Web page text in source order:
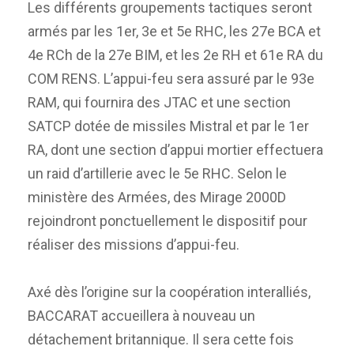
Les différents groupements tactiques seront
armés par les 1er, 3e et 5e RHC, les 27e BCA et
4e RCh de la 27e BIM, et les 2e RH et 61e RA du
COM RENS. L’appui-feu sera assuré par le 93e
RAM, qui fournira des JTAC et une section
SATCP dotée de missiles Mistral et par le 1er
RA, dont une section d’appui mortier effectuera
un raid d’artillerie avec le 5e RHC. Selon le
ministère des Armées, des Mirage 2000D
rejoindront ponctuellement le dispositif pour
réaliser des missions d’appui-feu.
Axé dès l’origine sur la coopération interalliés,
BACCARAT accueillera à nouveau un
détachement britannique. Il sera cette fois